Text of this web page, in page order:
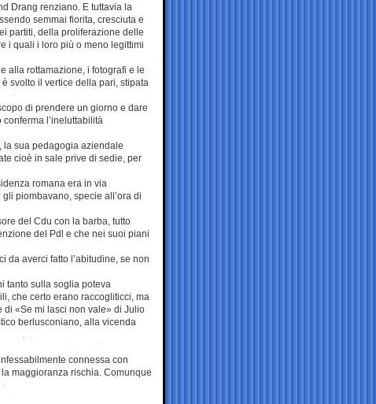
Drang renziano. E tuttavia la
semmai fiorita, cresciuta e
partiti, della proliferazione delle
i quali i loro più o meno legittimi
alla rottamazione, i fotografi e le
svolto il vertice della pari, stipata
di prendere un giorno e dare
l’ineluttabilità
la sua pedagogia aziendale
cioè in sale prive di sedie, per
romana era in via
piombavano, specie all’ora di
del Cdu con la barba, tutto
del Pdl e che nei suoi piani
da averci fatto l’abitudine, se non
tanto sulla soglia poteva
che certo erano raccogliticci, ma
di «Se mi lasci non vale» di Julio
berlusconiano, alla vicenda
connessa con
la maggioranza rischia. Comunque